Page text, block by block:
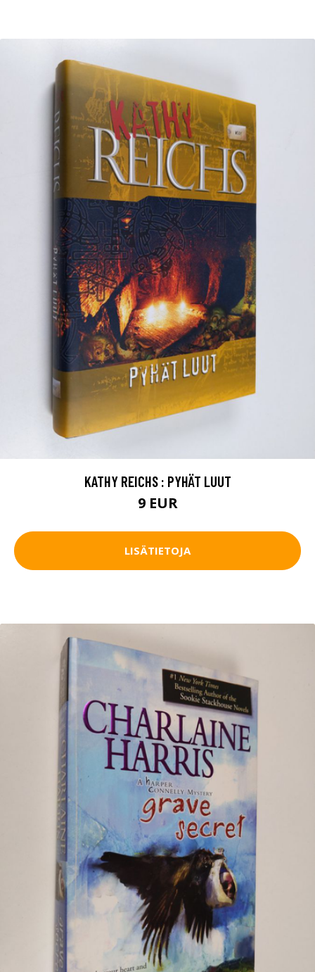
KATHY REICHS : PYHÄT LUUT
9 EUR
LISÄTIETOJA